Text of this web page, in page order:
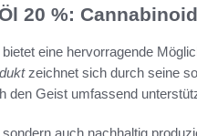
20 %:
bietet eine hervorragende
zeichnet sich durch seine
den Geist umfassend
auch nachhaltig